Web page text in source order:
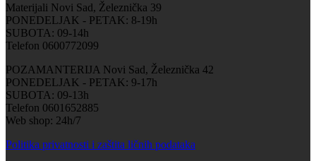
Materijali Novi Sad, Železnička 39
PONEDELJAK - PETAK: 8-19h
SUBOTA: 09-14h
Telefon 0600772099
POZAMANTERIJA Novi Sad, Železnička 42
PONEDELJAK - PETAK: 9-17h
SUBOTA: 09-13h
Telefon 0601652885
Web shop: 24h/7
Politika privatnosti i zaštita ličnih podataka